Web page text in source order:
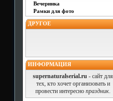
Вечеринка
Рамки для фото
ДРУГОЕ
ИНФОРМАЦИЯ
supernaturalserial.ru - сайт для
тех, кто хочет организовать и
провести интереснопраздник.